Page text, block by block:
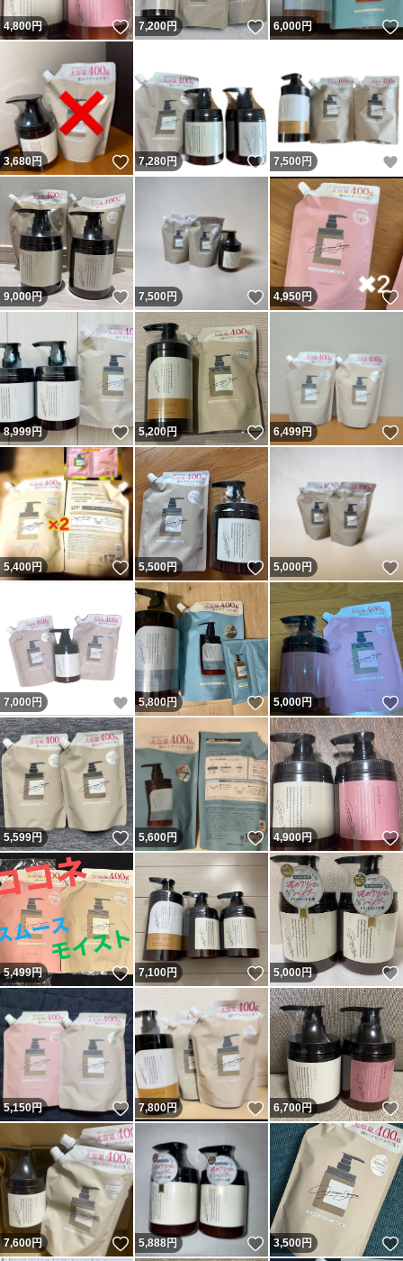
4,800円 いいね！
7,200円 いいね！
6,000円
3,680円 いいね！
7,280円 いいね！
7,500 円
9,000円 いいね！
7,500円 いいね！
4,950円
8,999円 いいね！
5,200円 いいね！
6,499円
5,400円 いいね！
5,500円 いいね！
5,000円
7,000 円 いいね！
5,800円 いいね！
5,000円
5,599円 いいね！
5,600円 いいね！
4,900円
5,499円 いいね！
7,100円 いいね！
5,000円
5,150円 いいね！
7,800円 いいね！
6,700円
7,600円 いいね！
5,888円 いいね！
3,500円